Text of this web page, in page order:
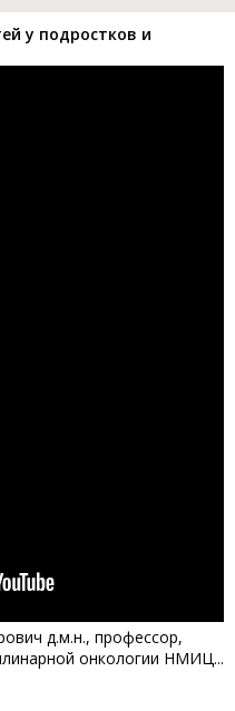
у подростков и
д.м.н., профессор,
онкологии НМИЦ...